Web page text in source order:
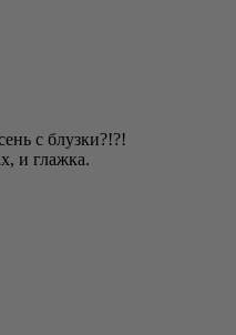
с блузки?!?!
и глажка.